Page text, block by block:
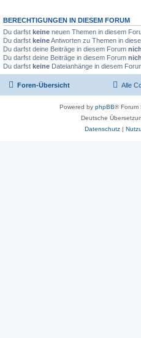
BERECHTIGUNGEN IN DIESEM FORUM
Du darfst keine neuen Themen in diesem
Du darfst keineAntworten zu Themen in
Du darfst deine Beiträge in diesem Forum
Du darfst deine Beiträge in diesem Forum
Du darfst keine Dateianhänge in diesem
Foren-Übersicht Alle
Powered by phpBB® Forum
Deutsche
Datenschutz|